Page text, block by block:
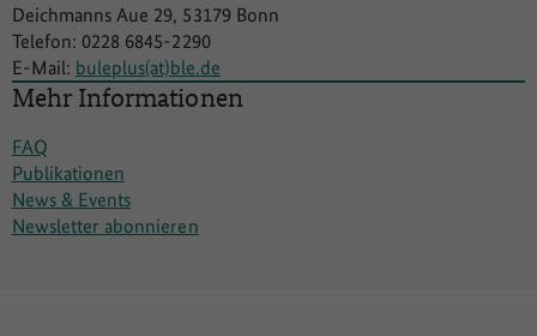
Deichmanns Aue 29, 53179 Bonn
Telefon: 0228 6845-2290
E-Mail: buleplus(at)ble.de
Mehr Informationen
FAQ
Publikationen
News & Events
Newsletter abonnieren